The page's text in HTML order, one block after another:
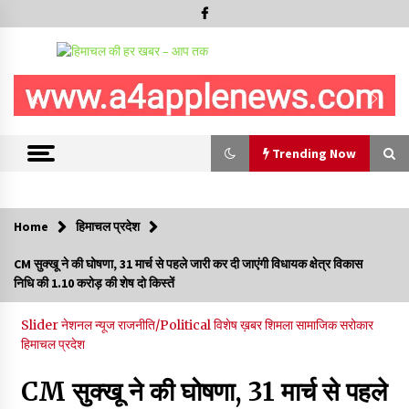
Trending Now
हमीरपुर के बड़सर में मनाया जाएगा राज्यस्तरीय स्वतंत्रता दिवस समारोह, CM
सुक्खू करेंगे ध्वजारोहण
07/08/2026
07/08/2026
Home हिमाचल प्रदेश
CM सुक्खू ने की घोषणा, 31 मार्च से पहले जारी कर दी जाएंगी विधायक क्षेत्र विकास
निधि की 1.10 करोड़ की शेष दो किस्तें
Sliderनेशनल न्यूजराजनीति/Politicalविशेष ख़बरशिमलासामाजिक सरोकार
हिमाचल प्रदेश
CM सुक्खू ने की घोषणा, 31 मार्च से पहले